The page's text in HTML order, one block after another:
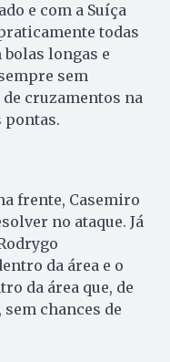
e com a Suíça
todas
bolas longas e
sem
cruzamentos na
pontas.
frente, Casemiro
no ataque. Já
da área e o
da área que, de
chances de